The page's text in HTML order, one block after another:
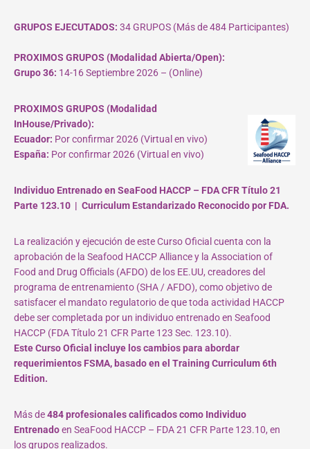
GRUPOS EJECUTADOS: 34 GRUPOS (Más de 484 Participantes)
PROXIMOS GRUPOS (Modalidad Abierta/Open):
Grupo 36: 14-16 Septiembre 2026 – (Online)
PROXIMOS GRUPOS (Modalidad
InHouse/Privado):
Ecuador: Por confirmar 2026 (Virtual en vivo)
España: Por confirmar 2026 (Virtual en vivo)
Individuo Entrenado en SeaFood HACCP – FDA CFR Título 21
Parte 123.10 | Curriculum Estandarizado Reconocido por FDA.
La realización y ejecución de este Curso Oficial cuenta con la
aprobación de la Seafood HACCP Alliance y la Association of
Food and Drug Officials (AFDO) de los EE.UU, creadores del
programa de entrenamiento (SHA / AFDO), como objetivo de
satisfacer el mandato regulatorio de que toda actividad HACCP
debe ser completada por un individuo entrenado en Seafood
HACCP (FDA Título 21 CFR Parte 123 Sec. 123.10).
Este Curso Oficial incluye los cambios para abordar
requerimientos FSMA, basado en el Training Curriculum 6th
Edition.
Más de484 profesionales calificados como Individuo
Entrenadoen SeaFood HACCP – FDA 21 CFR Parte 123.10, en
los grupos realizados.